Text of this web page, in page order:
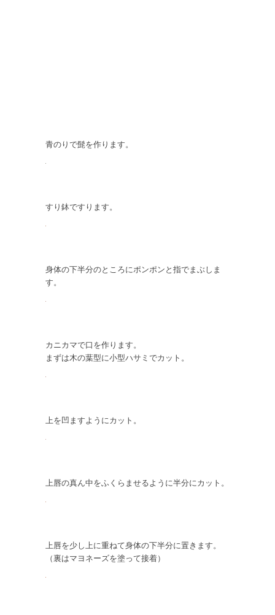
青のりで髭を作ります。
すり鉢ですります。
身体の下半分のところにポンポンと指でまぶしま
す。
カニカマで口を作ります。
まずは木の葉型に小型ハサミでカット。
上を凹ますようにカット。
上唇の真ん中をふくらませるように半分にカット。
上唇を少し上に重ねて身体の下半分に置きます。
（裏はマヨネーズを塗って接着）